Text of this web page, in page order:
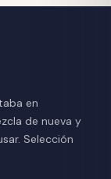
en
de nueva y
Selección